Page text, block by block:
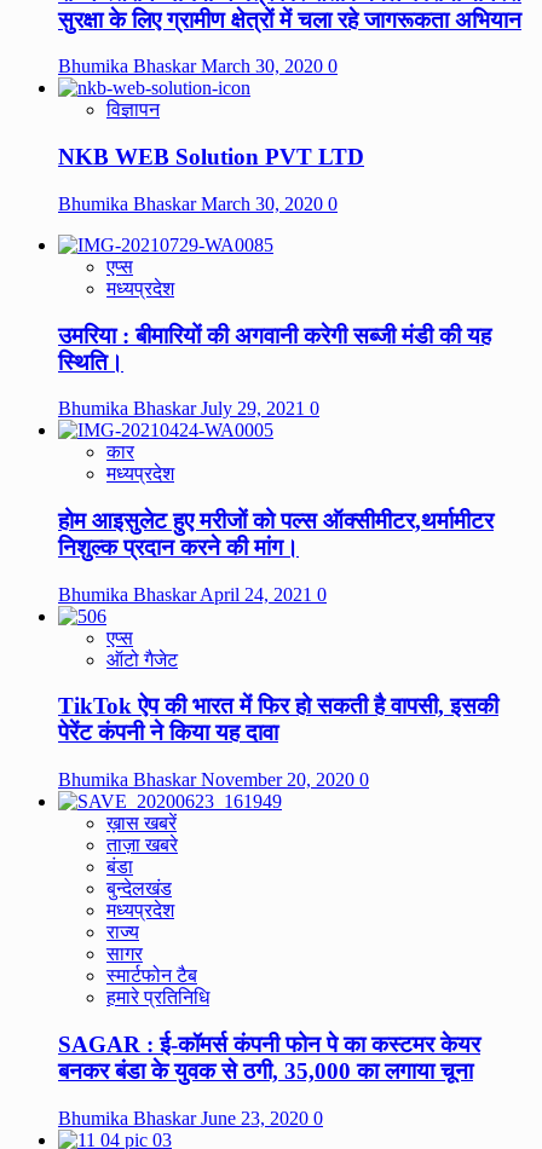
सुरक्षा के लिए ग्रामीण क्षेत्रों में चला रहे जागरूकता अभियान
Bhumika BhaskarMarch 30, 2020 0
विज्ञापन
NKB WEB Solution PVT LTD
Bhumika BhaskarMarch 30, 2020 0
एप्स
मध्यप्रदेश
उमरिया : बीमारियों की अगवानी करेगी सब्जी मंडी की यह
स्थिति।
Bhumika BhaskarJuly 29, 2021 0
कार
मध्यप्रदेश
होम आइसुलेट हुए मरीजों को पल्स ऑक्सीमीटर,थर्मामीटर
निशुल्क प्रदान करने की मांग।
Bhumika BhaskarApril 24, 2021 0
एप्स
ऑटो गैजेट
TikTok ऐप की भारत में फिर हो सकती है वापसी, इसकी
पेरेंट कंपनी ने किया यह दावा
Bhumika BhaskarNovember 20, 2020 0
ख़ास खबरें
ताज़ा खबरे
बंडा
बुन्देलखंड
मध्यप्रदेश
राज्य
सागर
स्मार्टफोन टैब
हमारे प्रतिनिधि
SAGAR : ई-कॉमर्स कंपनी फोन पे का कस्टमर केयर
बनकर बंडा के युवक से ठगी, 35,000 का लगाया चूना
Bhumika BhaskarJune 23, 2020 0